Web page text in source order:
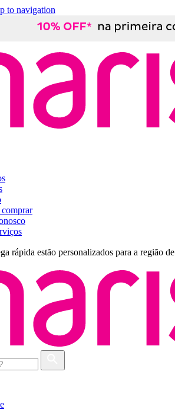
to navigation
rápida estão personalizados para a região de